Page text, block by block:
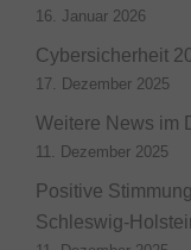
16. Januar 2026
Cybersicherheit
17. Dezember 2025
Weitere News im
11. Dezember 2025
Positive
Schleswig-